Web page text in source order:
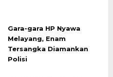
Gara-gara HP Nyawa
Melayang, Enam
Tersangka Diamankan
Polisi